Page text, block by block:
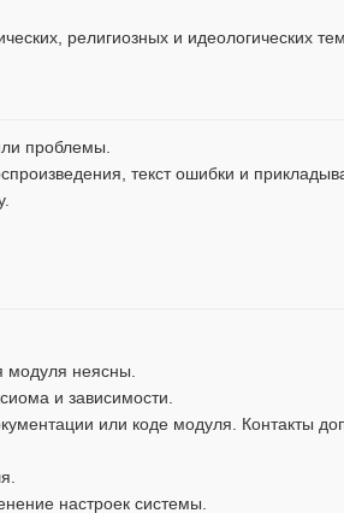
религиозных и идеологических
проблемы.
текст ошибки и
модуля неясны.
и зависимости.
или коде модуля. Контакты
настроек системы.